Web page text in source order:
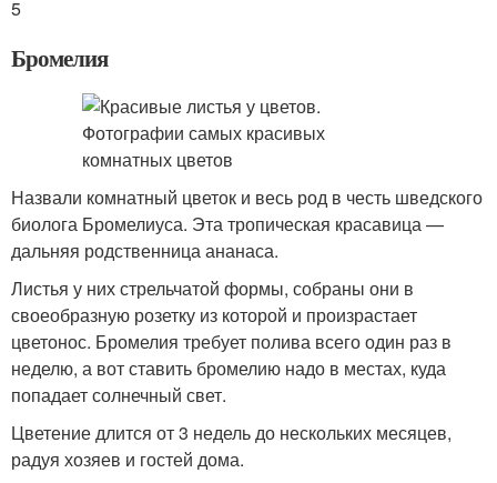
5
Бромелия
Назвали комнатный цветок и весь род в честь шведского
биолога Бромелиуса. Эта тропическая красавица —
дальняя родственница ананаса.
Листья у них стрельчатой формы, собраны они в
своеобразную розетку из которой и произрастает
цветонос. Бромелия требует полива всего один раз в
неделю, а вот ставить бромелию надо в местах, куда
попадает солнечный свет.
Цветение длится от 3 недель до нескольких месяцев,
радуя хозяев и гостей дома.